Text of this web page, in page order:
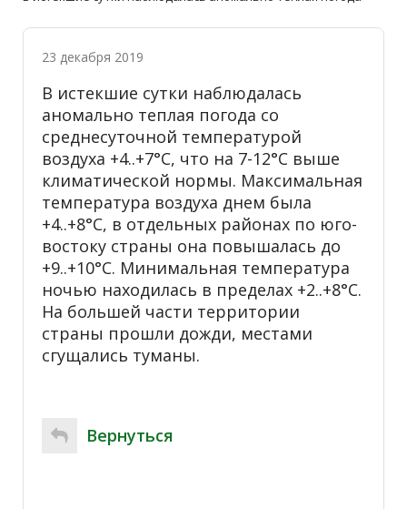
23 декабря 2019
В истекшие сутки наблюдалась
аномально теплая погода со
среднесуточной температурой
воздуха +4..+7°С, что на 7-12°С выше
климатической нормы. Максимальная
температура воздуха днем была
+4..+8°С, в отдельных районах по юго-
востоку страны она повышалась до
+9..+10°С. Минимальная температура
ночью находилась в пределах +2..+8°С.
На большей части территории
страны прошли дожди, местами
сгущались туманы.
Вернуться